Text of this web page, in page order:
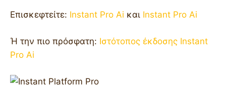
Επισκεφτείτε: Instant Pro Ai και Instant Pro Ai
Ή την πιο πρόσφατη: Ιστότοπος έκδοσης Instant
Pro Ai